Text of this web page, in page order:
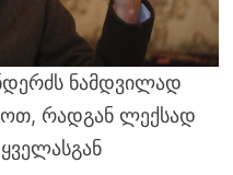
ნამდვილად
რადგან ლექსად